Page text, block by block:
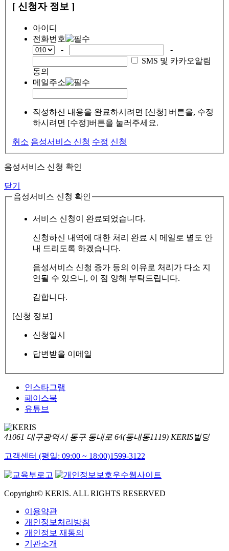
[ 신청자 정보 ]
아이디
전화번호
-
-
SMS 및 카카오알림
동의
메일주소
작성하신 내용을 완료하시려면 [신청] 버튼을, 수정
하시려면 [수정]버튼을 눌러주세요.
취소 음성서비스 신청 수정 신청
음성서비스 신청 확인
닫기
음성서비스 신청 확인
서비스 신청이 완료되었습니다.
신청하신 내역에 대한 처리 완료 시 메일로 별도 안
내 드리도록 하겠습니다.
음성서비스 신청 증가 등의 이유로 처리가 다소 지
연될 수 있으니, 이 점 양해 부탁드립니다.
감합니다.
[신청 정보]
신청일시
답변받을 이메일
인스타그램
페이스북
유튜브
41061 대구광역시 동구 동내로 64(동내동1119) KERIS빌딩
고객센터 (평일: 09:00 ~ 18:00)1599-3122
Copyright© KERIS. ALL RIGHTS RESERVED
이용약관
개인정보처리방침
개인정보 재동의
기관소개